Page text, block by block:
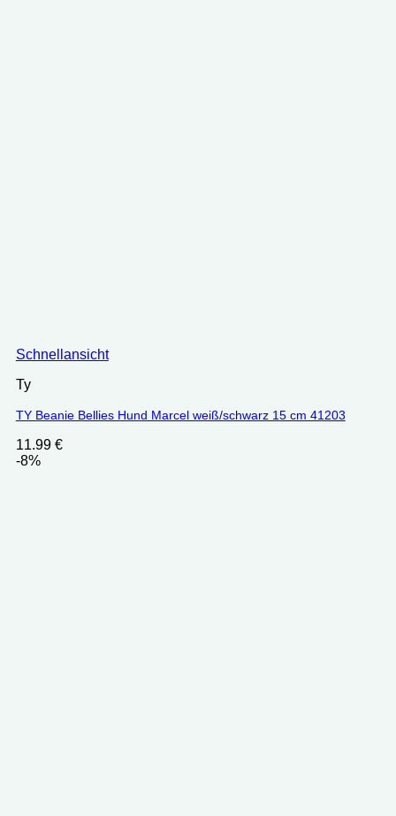
Schnellansicht
Ty
TY Beanie Bellies Hund Marcel weiß/schwarz 15 cm 41203
11.99 €
-8%